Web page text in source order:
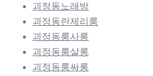
괴정동노래방
괴정동란제리룸
괴정동룸사롱
괴정동룸살롱
괴정동룸싸롱